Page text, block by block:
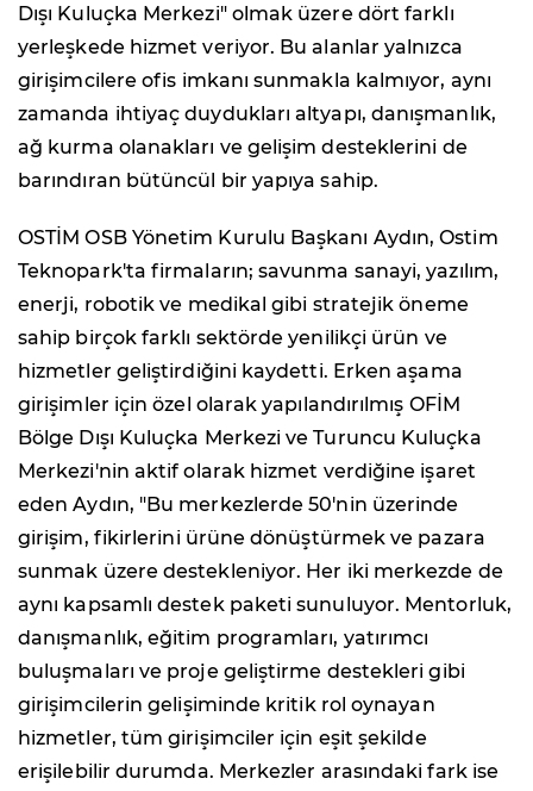
Dışı Kuluçka Merkezi" olmak üzere dört farklı
yerleşkede hizmet veriyor. Bu alanlar yalnızca
girişimcilere ofis imkanı sunmakla kalmıyor, aynı
zamanda ihtiyaç duydukları altyapı, danışmanlık,
ağ kurma olanakları ve gelişim desteklerini de
barındıran bütüncül bir yapıya sahip.
OSTİM OSB Yönetim Kurulu Başkanı Aydın, Ostim
Teknopark'ta firmaların; savunma sanayi, yazılım,
enerji, robotik ve medikal gibi stratejik öneme
sahip birçok farklı sektörde yenilikçi ürün ve
hizmetler geliştirdiğini kaydetti. Erken aşama
girişimler için özel olarak yapılandırılmış OFİM
Bölge Dışı Kuluçka Merkezi ve Turuncu Kuluçka
Merkezi'nin aktif olarak hizmet verdiğine işaret
eden Aydın, "Bu merkezlerde 50'nin üzerinde
girişim, fikirlerini ürüne dönüştürmek ve pazara
sunmak üzere destekleniyor. Her iki merkezde de
aynı kapsamlı destek paketi sunuluyor. Mentorluk,
danışmanlık, eğitim programları, yatırımcı
buluşmaları ve proje geliştirme destekleri gibi
girişimcilerin gelişiminde kritik rol oynayan
hizmetler, tüm girişimciler için eşit şekilde
erişilebilir durumda. Merkezler arasındaki fark ise